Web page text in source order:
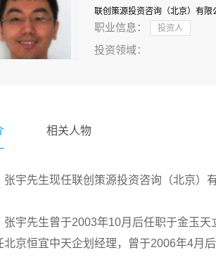
联创策源投资咨询（北京）有限
职业信息： 投资人
投资领域：
相关人物
张宇先生现任联创策源投资咨询（北京）
张宇先生曾于2003年10月后任职于金玉
北京恒宜中天企划经理，曾于2006年4月